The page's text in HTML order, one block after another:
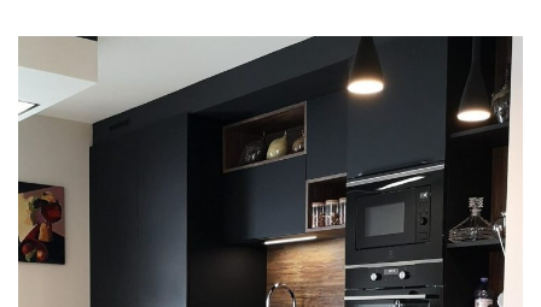
MATÉRIAUX ET COLORIS DE CUISINE
DE VOTRE
PROJET
NOS
ENGAGEMENTS
& GARANTIES